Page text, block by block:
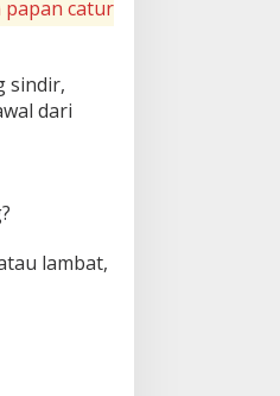
papan catur
sindir,
dari
lambat,